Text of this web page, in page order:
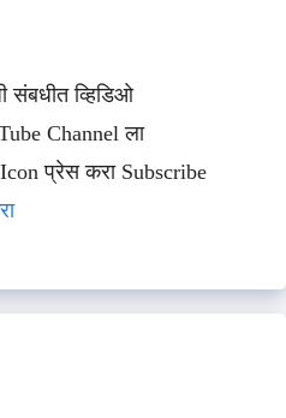
संबधीत व्हिडिओ
Channel ला
प्रेस करा Subscribe